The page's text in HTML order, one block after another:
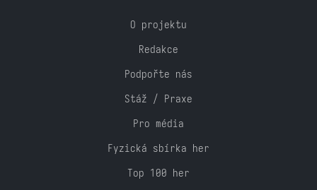
O projektu
Redakce
Podpořte nás
Stáž / Praxe
Pro média
Fyzická sbírka her
Top 100 her